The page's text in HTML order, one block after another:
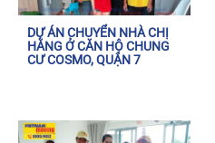
DỰ ÁN CHUYỂN NHÀ CHỊ
HẰNG Ở CĂN HỘ CHUNG
CƯ COSMO, QUẬN 7